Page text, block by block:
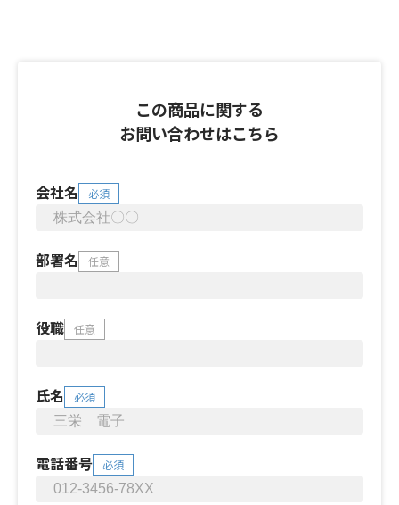
この商品に関する
お問い合わせはこちら
会社名 必須
部署名 任意
役職 任意
氏名 必須
電話番号 必須